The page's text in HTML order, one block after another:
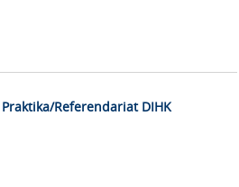
Referendariat DIHK